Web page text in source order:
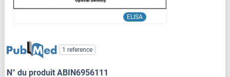
ELISA
1 reference
N° du produit ABIN6956111